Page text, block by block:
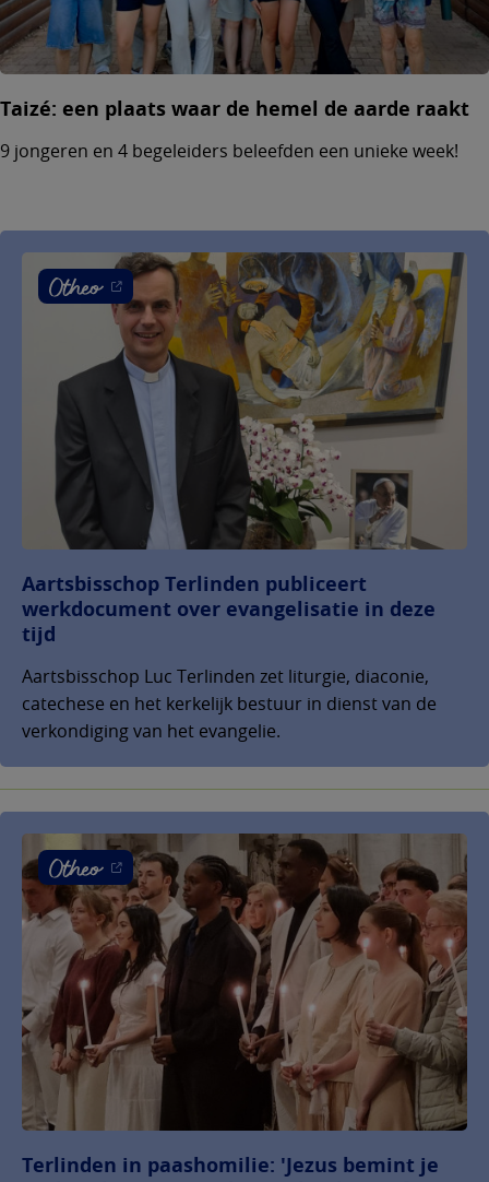
Taizé: een plaats waar de hemel de aarde raakt
9 jongeren en 4 begeleiders beleefden een unieke week!
Aartsbisschop Terlinden publiceert
werkdocument over evangelisatie in deze
tijd
Aartsbisschop Luc Terlinden zet liturgie, diaconie,
catechese en het kerkelijk bestuur in dienst van de
verkondiging van het evangelie.
Terlinden in paashomilie: 'Jezus bemint je